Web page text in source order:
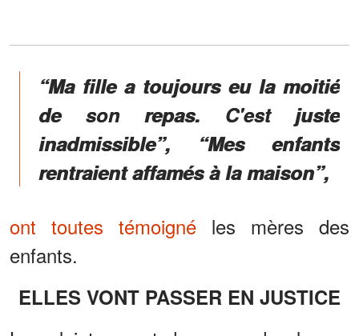
“Ma fille a toujours eu la moitié
de son repas. C'est juste
inadmissible”, “Mes enfants
rentraient affamés à la maison”,
ont toutes témoigné les mères des
enfants.
ELLES VONT PASSER EN JUSTICE